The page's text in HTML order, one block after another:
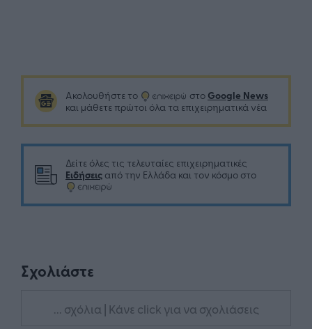
Ακολουθήστε το στο Google News
και μάθετε πρώτοι όλα τα επιχειρηματικά νέα
Δείτε όλες τις τελευταίες επιχειρηματικές
Ειδήσεις από την Ελλάδα και τον κόσμο στο
Σχολιάστε
... σχόλια | Κάνε click για να σχολιάσεις